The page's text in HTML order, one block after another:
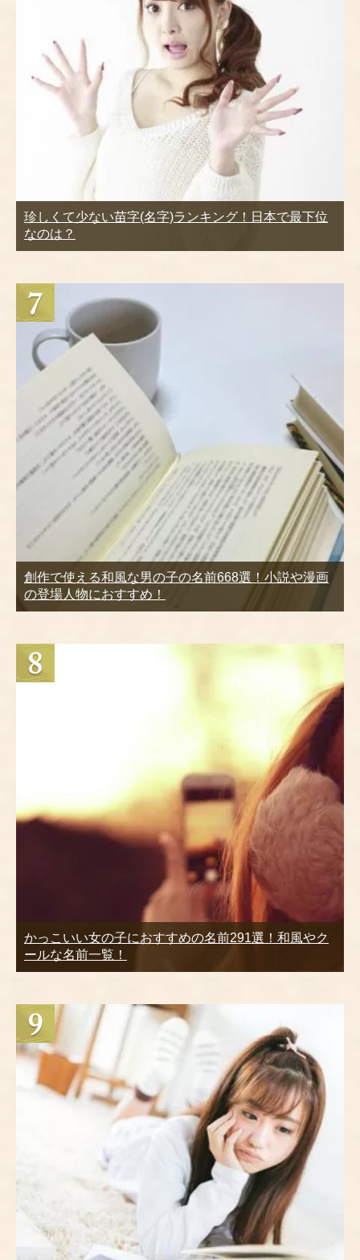
珍しくて少ない苗字(名字)ランキング！日本で最下位
なのは？
創作で使える和風な男の子の名前668選！小説や漫画
の登場人物におすすめ！
かっこいい女の子におすすめの名前291選！和風やク
ールな名前一覧！